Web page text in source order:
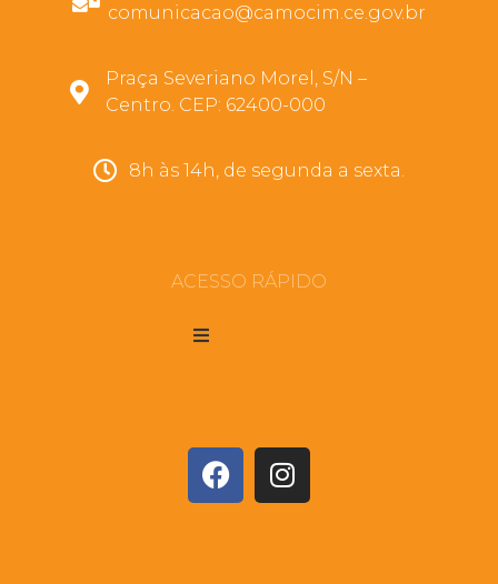
comunicacao@camocim.ce.gov.br
Praça Severiano Morel, S/N –
Centro. CEP: 62400-000
8h às 14h, de segunda a sexta.
ACESSO RÁPIDO